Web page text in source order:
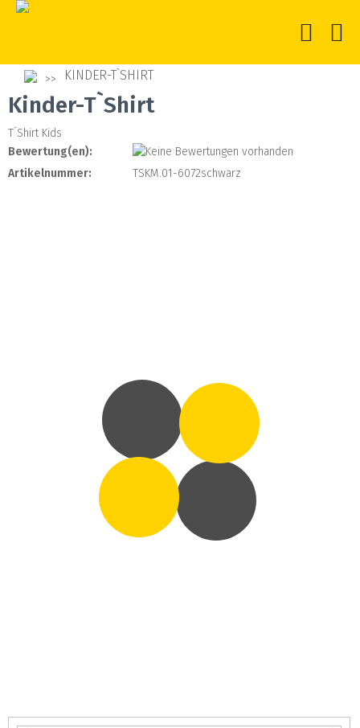
KINDER-T`SHIRT
Kinder-T`Shirt
T´Shirt Kids
Bewertung(en):
Artikelnummer:
TSKM.01-6072schwarz